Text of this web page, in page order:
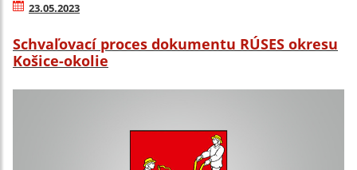
23.05.2023
Schvaľovací proces dokumentu RÚSES okresu
Košice-okolie